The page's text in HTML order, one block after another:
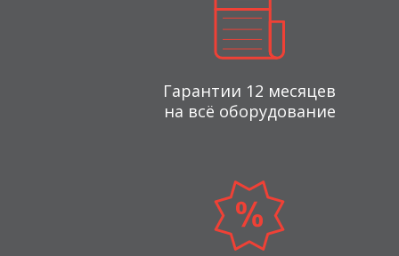
Гарантии 12 месяцев
на всё оборудование